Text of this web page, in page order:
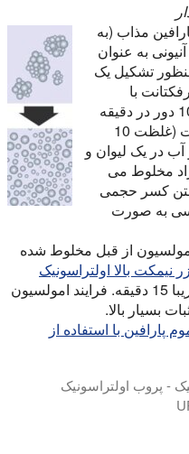
مذاب (به
عنوان فاز روغن)، آب مقطر و SDS آنیونی به عنوان
تشکیل یک
با
استفاده از همزن مغناطیسی در 1000 دور در دقیقه
همگن می شوند. بنابراین، سورفکتانت (غلظت 10
در یک لیوان و
سانتیگراد مخلوط می
کسر حجمی
به صورت
از قبل مخلوط شده
نیمکت بالا اولتراسونیک
تقریبا 15 دقیقه. فرایند امولسیون
بسیار بالا.
با استفاده از
- پروب اولتراسونیک